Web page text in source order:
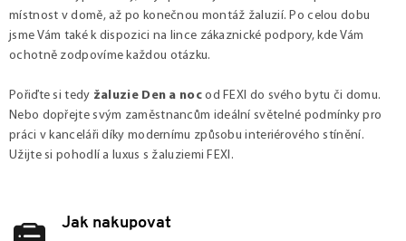
místnost v domě, až po konečnou montáž žaluzií. Po celou dobu
jsme Vám také k dispozici na lince zákaznické podpory, kde Vám
ochotně zodpovíme každou otázku.
Pořiďte si tedy žaluzie Den a noc od FEXI do svého bytu či domu.
Nebo dopřejte svým zaměstnancům ideální světelné podmínky pro
práci v kanceláři díky modernímu způsobu interiérového stínění.
Užijte si pohodlí a luxus s žaluziemi FEXI.
Jak nakupovat